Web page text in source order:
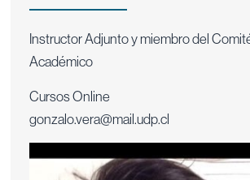
Instructor Adjunto y miembro del
Académico
Cursos Online
gonzalo.vera@mail.udp.cl